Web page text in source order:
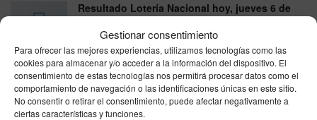
Gestionar consentimiento
Para ofrecer las mejores experiencias, utilizamos tecnologías como las
cookies para almacenar y/o acceder a la información del dispositivo. El
consentimiento de estas tecnologías nos permitirá procesar datos como el
comportamiento de navegación o las identificaciones únicas en este sitio.
No consentir o retirar el consentimiento, puede afectar negativamente a
ciertas características y funciones.
Resultado Lotería Nacional hoy, jueves 6 de
06/08/2026
Resultado La Primitiva hoy, jueves 6 de agosto
de 2026: combinación ganadora oficial
06/08/2026